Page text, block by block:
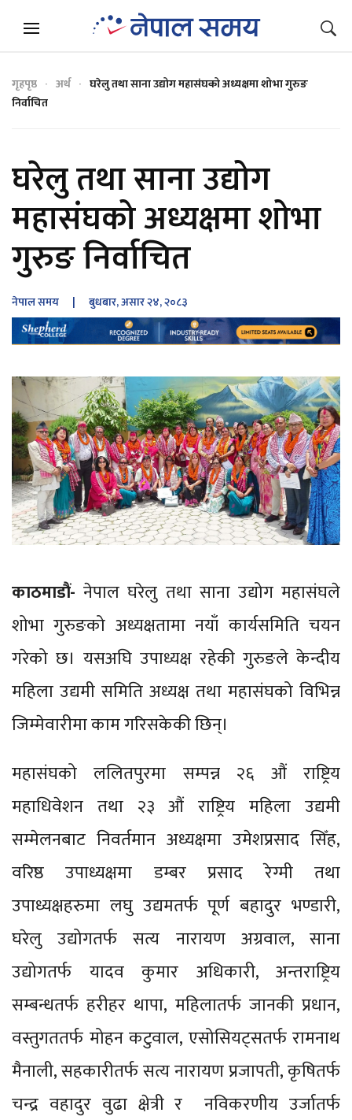
गृहपृष्ठ अर्थ
घरेलु तथा साना उद्योग महासंघको अध्यक्षमा शोभा गुरुङ
निर्वाचित
घरेलु तथा साना उद्योग
महासंघको अध्यक्षमा शोभा
गुरुङ निर्वाचित
नेपाल समय | बुधबार, असार २४, २०८३
काठमाडौं- नेपाल घरेलु तथा साना उद्योग महासंघले
शोभा गुरुङको अध्यक्षतामा नयाँ कार्यसमिति चयन
गरेको छ। यसअघि उपाध्यक्ष रहेकी गुरुङले केन्दीय
महिला उद्यमी समिति अध्यक्ष तथा महासंघको विभिन्न
जिम्मेवारीमा काम गरिसकेकी छिन्।
महासंघको ललितपुरमा सम्पन्न २६ औं राष्ट्रिय
महाधिवेशन तथा २३ औं राष्ट्रिय महिला उद्यमी
सम्मेलनबाट निवर्तमान अध्यक्षमा उमेशप्रसाद सिँह,
वरिष्ठ उपाध्यक्षमा डम्बर प्रसाद रेग्मी तथा
उपाध्यक्षहरुमा लघु उद्यमतर्फ पूर्ण बहादुर भण्डारी,
घरेलु उद्योगतर्फ सत्य नारायण अग्रवाल, साना
उद्योगतर्फ यादव कुमार अधिकारी, अन्तराष्ट्रिय
सम्बन्धतर्फ हरीहर थापा, महिलातर्फ जानकी प्रधान,
वस्तुगततर्फ मोहन कटुवाल, एसोसियट्सतर्फ रामनाथ
मैनाली, सहकारीतर्फ सत्य नारायण प्रजापती, कृषितर्फ
चन्द्र वहादुर वुढा क्षेत्री र नविकरणीय उर्जातर्फ